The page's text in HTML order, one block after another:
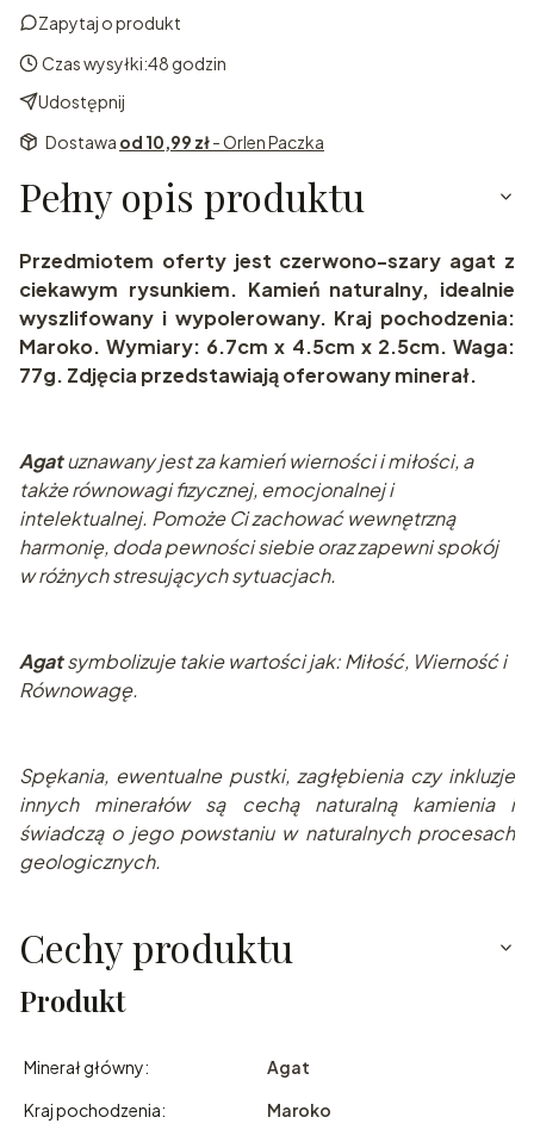
Zapytaj o produkt
Czas wysyłki:48 godzin
Udostępnij
Dostawa od 10,99 zł- Orlen Paczka
Pełny opis produktu
Przedmiotem oferty jest czerwono-szary agat z
ciekawym rysunkiem. Kamień naturalny, idealnie
wyszlifowany i wypolerowany. Kraj pochodzenia:
Maroko. Wymiary: 6.7cm x 4.5cm x 2.5cm. Waga:
77g. Zdjęcia przedstawiają oferowany minerał.
Agatuznawany jest za kamień wierności i miłości, a
także równowagi fizycznej, emocjonalnej i
intelektualnej. Pomoże Ci zachować wewnętrzną
harmonię, doda pewności siebie oraz zapewni spokój
w różnych stresujących sytuacjach.
Agatsymbolizuje takie wartości jak: Miłość, Wierność i
Równowagę.
Spękania, ewentualne pustki, zagłębienia czy inkluzje
innych minerałów są cechą naturalną kamienia i
świadczą o jego powstaniu w naturalnych procesach
geologicznych.
Cechy produktu
Produkt
Minerał główny:
Agat
Kraj pochodzenia:
Maroko